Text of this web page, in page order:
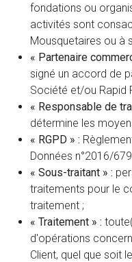
fondations ou
activités sont
Mousquetaires ou à
« Partenaire
signé un accord de
Société et/ou Rapid
« Responsable de
détermine les
« RGPD » :
Données n°2016/
« Sous-traitant » :
traitements pour le
traitement ;
« Traitement » :
d'opérations
Client, quel que soit